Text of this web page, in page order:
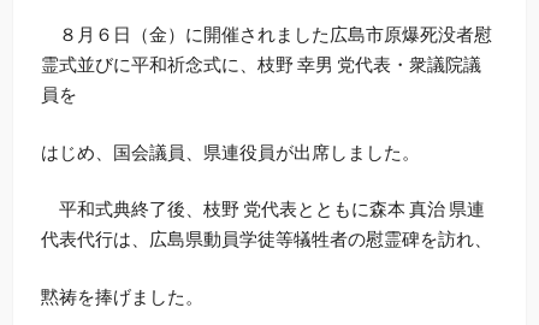
８月６日（金）に開催されました広島市原爆死没者慰
霊式並びに平和祈念式に、枝野 幸男 党代表・衆議院議
員を
はじめ、国会議員、県連役員が出席しました。
平和式典終了後、枝野 党代表とともに森本 真治 県連
代表代行は、広島県動員学徒等犠牲者の慰霊碑を訪れ、
黙祷を捧げました。